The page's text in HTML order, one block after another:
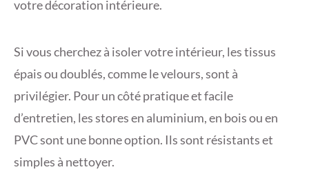
votre décoration intérieure.
Si vous cherchez à isoler votre intérieur, les tissus
épais ou doublés, comme le velours, sont à
privilégier. Pour un côté pratique et facile
d’entretien, les stores en aluminium, en bois ou en
PVC sont une bonne option. Ils sont résistants et
simples à nettoyer.